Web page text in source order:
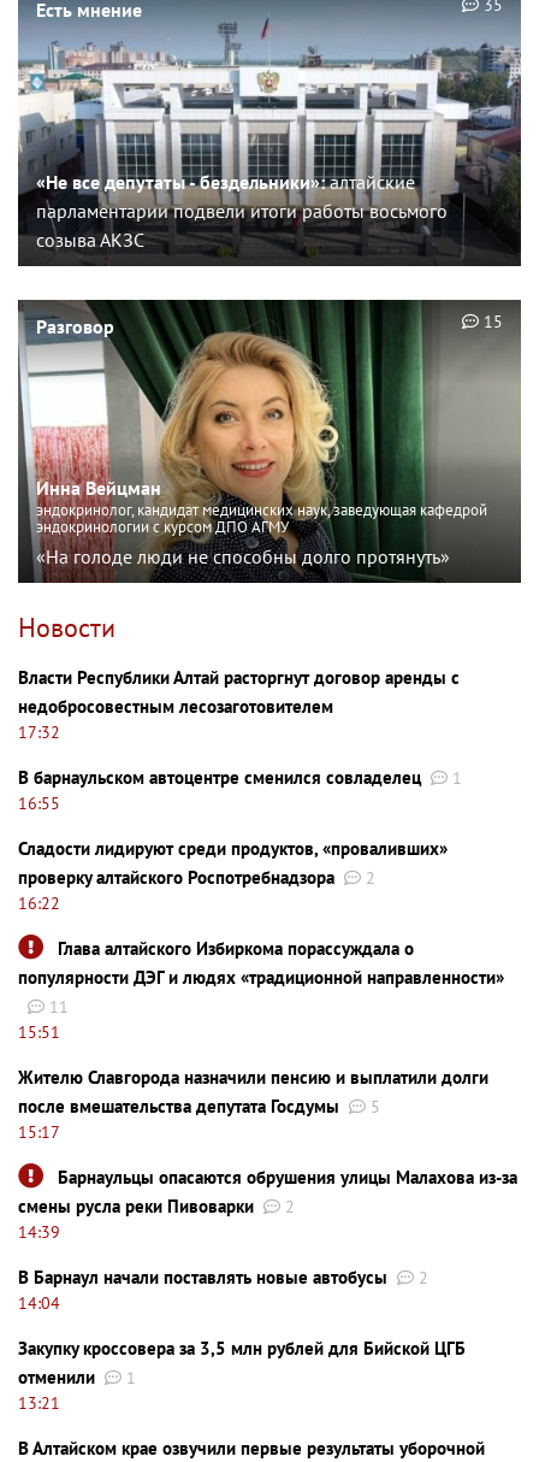
Есть мнение
«Не все депутаты - бездельники»:алтайские
парламентарии подвели итоги работы восьмого
созыва АКЗС
Разговор
Инна Вейцман
эндокринолог, кандидат медицинских наук, заведующая кафедрой
эндокринологии с курсом ДПО АГМУ
«На голоде люди не способны долго протянуть»
15
Новости
Власти Республики Алтай расторгнут договор аренды с
недобросовестным лесозаготовителем
17:32
В барнаульском автоцентре сменился совладелец
1
16:55
Сладости лидируют среди продуктов, «проваливших»
проверку алтайского Роспотребнадзора
2
16:22
Глава алтайского Избиркома порассуждала о
популярности ДЭГ и людях «традиционной направленности»
11
15:51
Жителю Славгорода назначили пенсию и выплатили долги
после вмешательства депутата Госдумы
5
15:17
Барнаульцы опасаются обрушения улицы Малахова из-за
смены русла реки Пивоварки
2
14:39
В Барнаул начали поставлять новые автобусы
2
14:04
Закупку кроссовера за 3,5 млн рублей для Бийской ЦГБ
отменили
1
13:21
В Алтайском крае озвучили первые результаты уборочной